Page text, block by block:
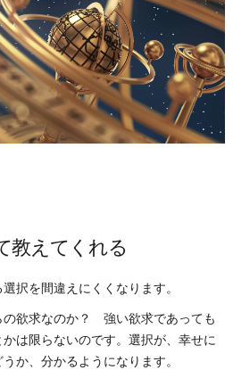
教えてくれる
択を間違えにくくなります。
の欲求なのか？ 強い欲求であっても
は限らないのです。選択が、幸せに
か、分かるようになります。